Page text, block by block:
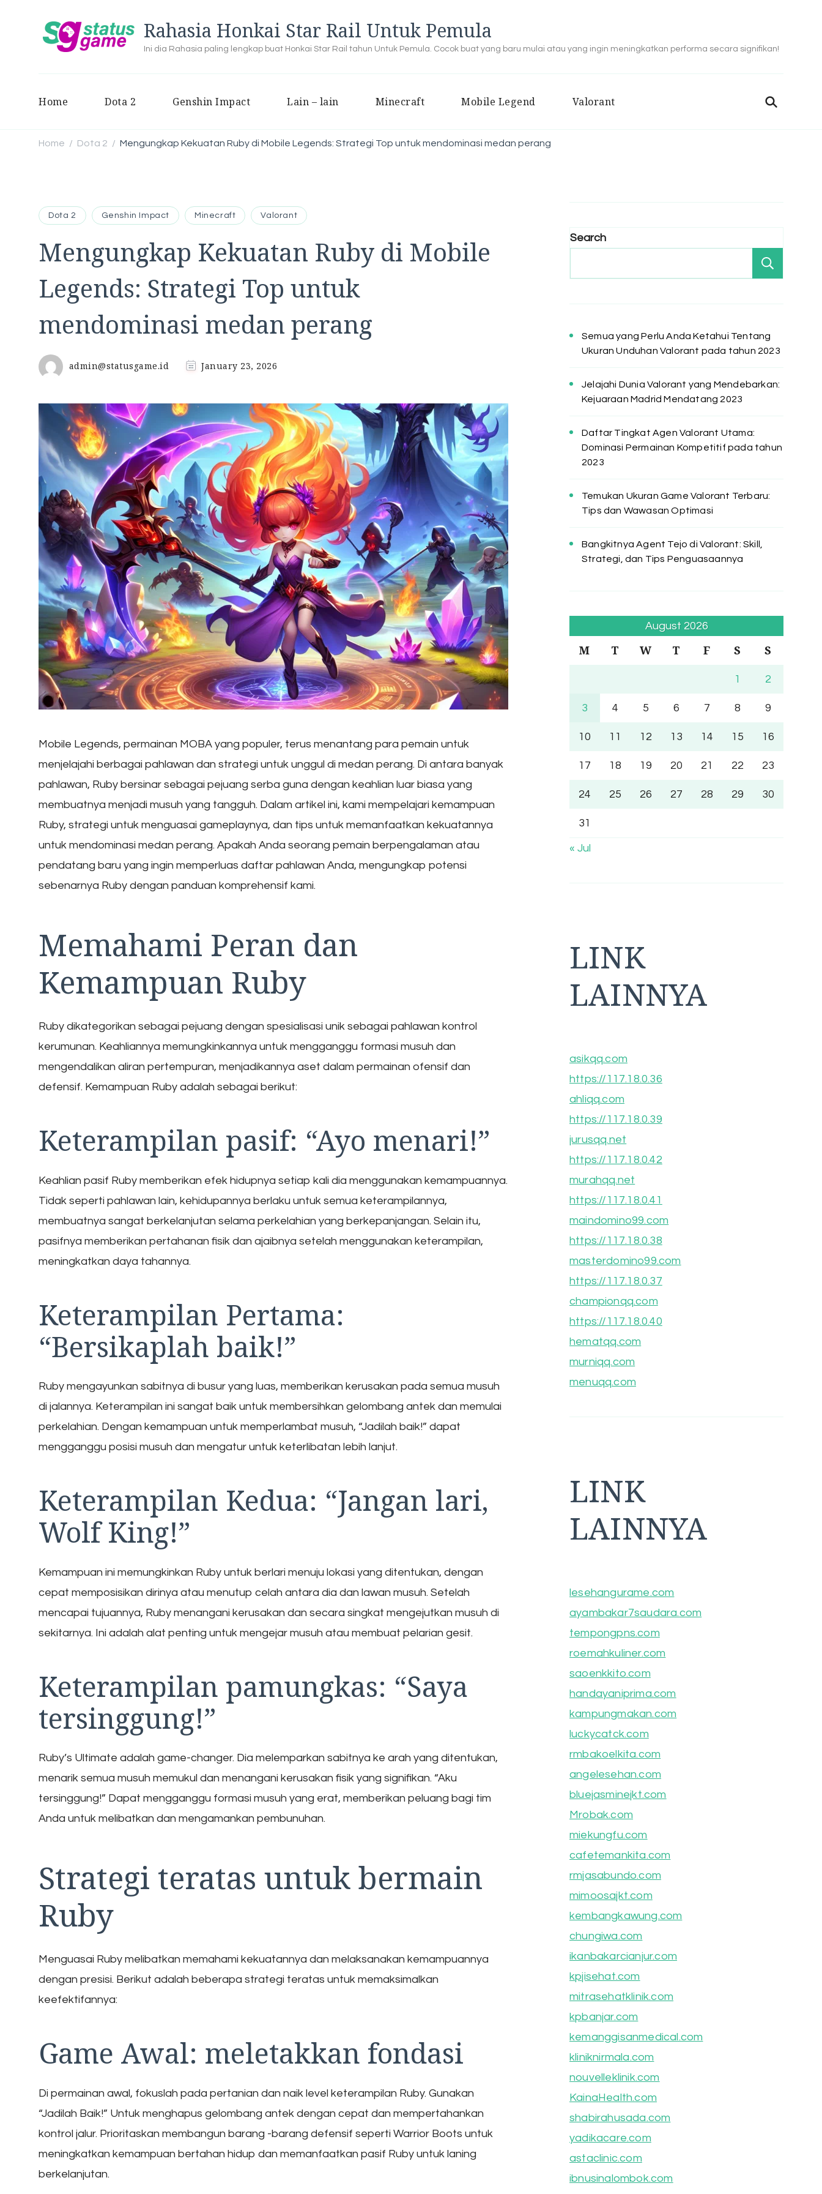
Rahasia Honkai Star Rail Untuk Pemula
Ini dia Rahasia paling lengkap buat Honkai Star Rail tahun Untuk Pemula. Cocok buat yang baru mulai atau yang ingin meningkatkan performa secara signifikan!
Home Dota 2 Genshin Impact Lain – lain Minecraft Mobile Legend Valorant
Home / Dota 2 / Mengungkap Kekuatan Ruby di Mobile Legends: Strategi Top untuk mendominasi medan perang
Dota 2 Genshin Impact Minecraft Valorant
Mengungkap Kekuatan Ruby di Mobile
Legends: Strategi Top untuk
mendominasi medan perang
admin@statusgame.id January 23, 2026
Mobile Legends, permainan MOBA yang populer, terus menantang para pemain untuk
menjelajahi berbagai pahlawan dan strategi untuk unggul di medan perang. Di antara banyak
pahlawan, Ruby bersinar sebagai pejuang serba guna dengan keahlian luar biasa yang
membuatnya menjadi musuh yang tangguh. Dalam artikel ini, kami mempelajari kemampuan
Ruby, strategi untuk menguasai gameplaynya, dan tips untuk memanfaatkan kekuatannya
untuk mendominasi medan perang. Apakah Anda seorang pemain berpengalaman atau
pendatang baru yang ingin memperluas daftar pahlawan Anda, mengungkap potensi
sebenarnya Ruby dengan panduan komprehensif kami.
Memahami Peran dan
Kemampuan Ruby
Ruby dikategorikan sebagai pejuang dengan spesialisasi unik sebagai pahlawan kontrol
kerumunan. Keahliannya memungkinkannya untuk mengganggu formasi musuh dan
mengendalikan aliran pertempuran, menjadikannya aset dalam permainan ofensif dan
defensif. Kemampuan Ruby adalah sebagai berikut:
Keterampilan pasif: “Ayo menari!”
Keahlian pasif Ruby memberikan efek hidupnya setiap kali dia menggunakan kemampuannya.
Tidak seperti pahlawan lain, kehidupannya berlaku untuk semua keterampilannya,
membuatnya sangat berkelanjutan selama perkelahian yang berkepanjangan. Selain itu,
pasifnya memberikan pertahanan fisik dan ajaibnya setelah menggunakan keterampilan,
meningkatkan daya tahannya.
Keterampilan Pertama:
“Bersikaplah baik!”
Ruby mengayunkan sabitnya di busur yang luas, memberikan kerusakan pada semua musuh
di jalannya. Keterampilan ini sangat baik untuk membersihkan gelombang antek dan memulai
perkelahian. Dengan kemampuan untuk memperlambat musuh, “Jadilah baik!” dapat
mengganggu posisi musuh dan mengatur untuk keterlibatan lebih lanjut.
Keterampilan Kedua: “Jangan lari,
Wolf King!”
Kemampuan ini memungkinkan Ruby untuk berlari menuju lokasi yang ditentukan, dengan
cepat memposisikan dirinya atau menutup celah antara dia dan lawan musuh. Setelah
mencapai tujuannya, Ruby menangani kerusakan dan secara singkat mengejutkan musuh di
sekitarnya. Ini adalah alat penting untuk mengejar musuh atau membuat pelarian gesit.
Keterampilan pamungkas: “Saya
tersinggung!”
Ruby’s Ultimate adalah game-changer. Dia melemparkan sabitnya ke arah yang ditentukan,
menarik semua musuh memukul dan menangani kerusakan fisik yang signifikan. “Aku
tersinggung!” Dapat mengganggu formasi musuh yang erat, memberikan peluang bagi tim
Anda untuk melibatkan dan mengamankan pembunuhan.
Strategi teratas untuk bermain
Ruby
Menguasai Ruby melibatkan memahami kekuatannya dan melaksanakan kemampuannya
dengan presisi. Berikut adalah beberapa strategi teratas untuk memaksimalkan
keefektifannya:
Game Awal: meletakkan fondasi
Di permainan awal, fokuslah pada pertanian dan naik level keterampilan Ruby. Gunakan
“Jadilah Baik!” Untuk menghapus gelombang antek dengan cepat dan mempertahankan
kontrol jalur. Prioritaskan membangun barang -barang defensif seperti Warrior Boots untuk
meningkatkan kemampuan bertahan hidup dan memanfaatkan pasif Ruby untuk laning
berkelanjutan.
Search
Semua yang Perlu Anda Ketahui Tentang
Ukuran Unduhan Valorant pada tahun 2023
Jelajahi Dunia Valorant yang Mendebarkan:
Kejuaraan Madrid Mendatang 2023
Daftar Tingkat Agen Valorant Utama:
Dominasi Permainan Kompetitif pada tahun
2023
Temukan Ukuran Game Valorant Terbaru:
Tips dan Wawasan Optimasi
Bangkitnya Agent Tejo di Valorant: Skill,
Strategi, dan Tips Penguasaannya
August 2026
M T W T F S S
1 2
3 4 5 6 7 8 9
10 11 12 13 14 15 16
17 18 19 20 21 22 23
24 25 26 27 28 29 30
31
« Jul
LINK
LAINNYA
asikqq.com
https://117.18.0.36
ahliqq.com
https://117.18.0.39
jurusqq.net
https://117.18.0.42
murahqq.net
https://117.18.0.41
maindomino99.com
https://117.18.0.38
masterdomino99.com
https://117.18.0.37
championqq.com
https://117.18.0.40
hematqq.com
murniqq.com
menuqq.com
LINK
LAINNYA
lesehangurame.com
ayambakar7saudara.com
tempongpns.com
roemahkuliner.com
saoenkkito.com
handayaniprima.com
kampungmakan.com
luckycatck.com
rmbakoelkita.com
angelesehan.com
bluejasminejkt.com
Mrobak.com
miekungfu.com
cafetemankita.com
rmjasabundo.com
mimoosajkt.com
kembangkawung.com
chungiwa.com
ikanbakarcianjur.com
kpjisehat.com
mitrasehatklinik.com
kpbanjar.com
kemanggisanmedical.com
kliniknirmala.com
nouvelleklinik.com
KainaHealth.com
shabirahusada.com
yadikacare.com
astaclinic.com
ibnusinalombok.com